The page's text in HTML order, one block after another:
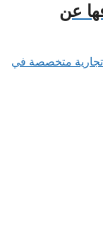
عن
1938، كشركة تجارية متخصصة في